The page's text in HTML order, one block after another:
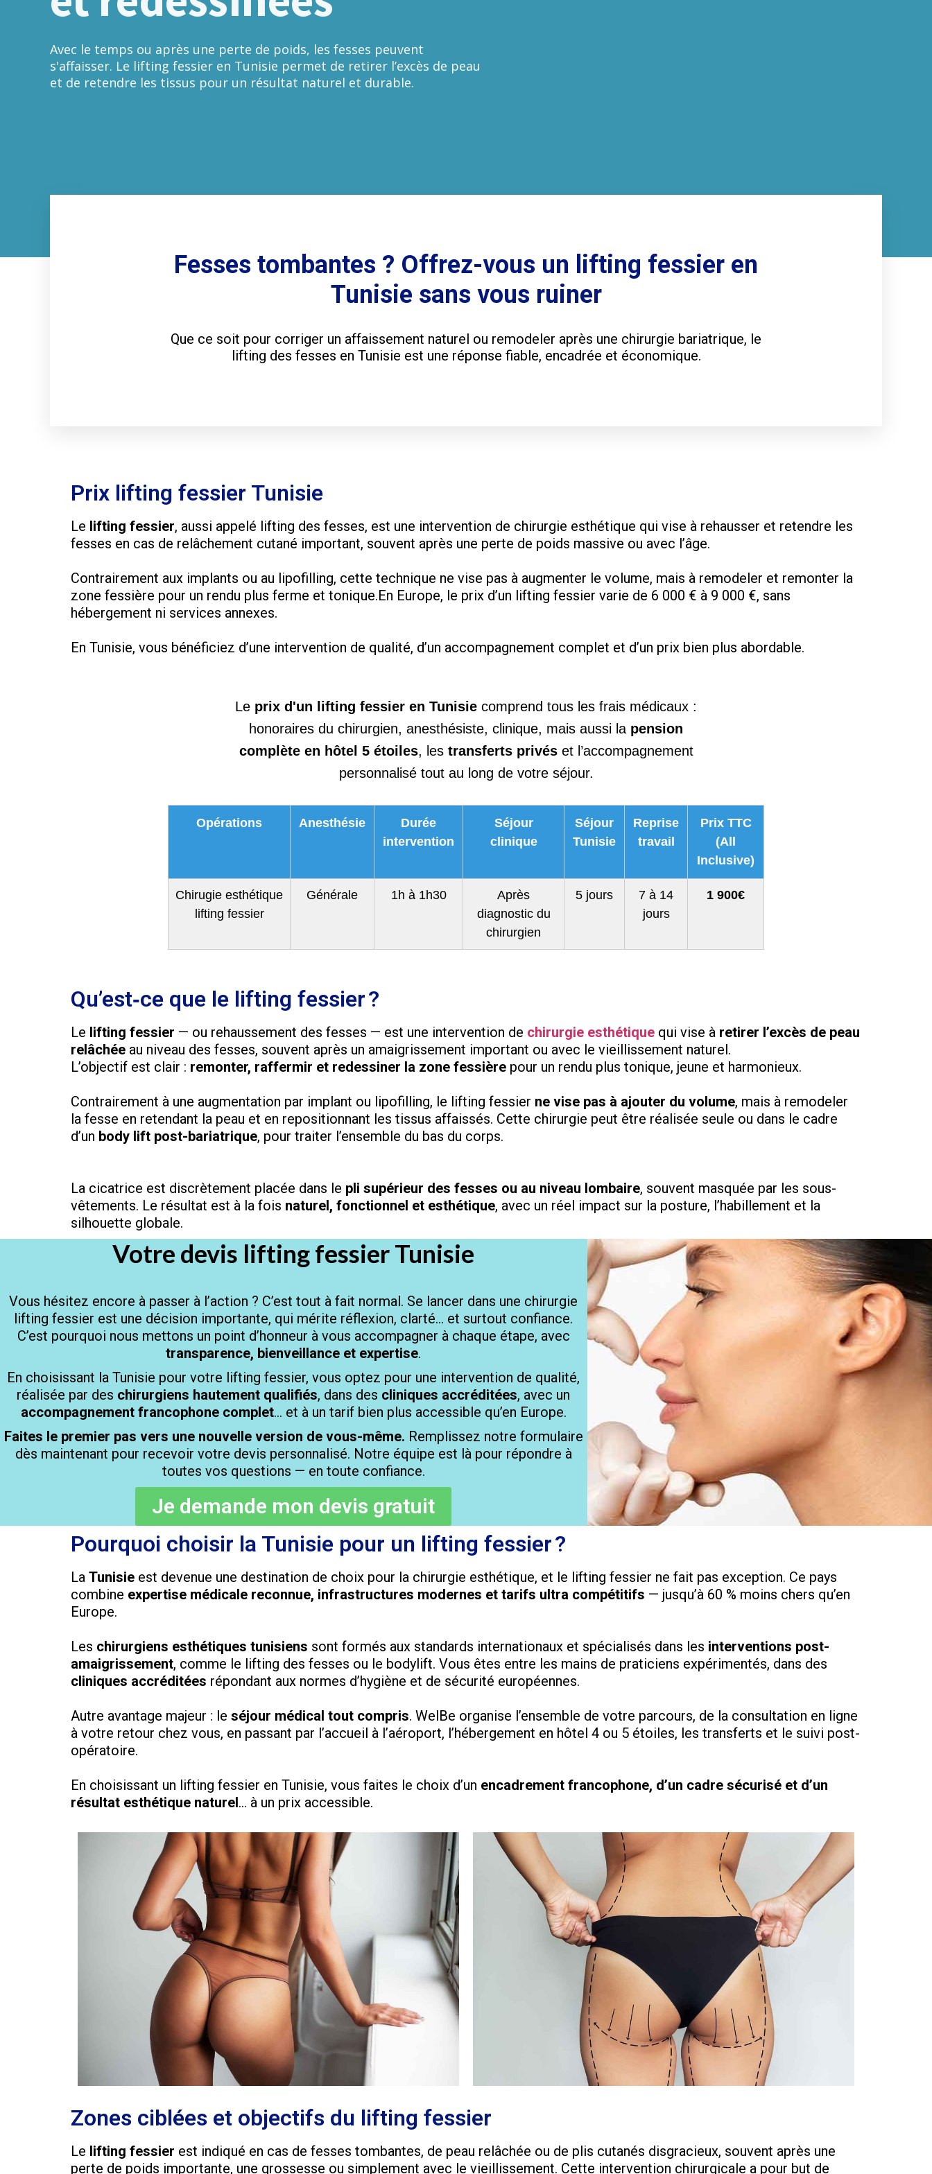
Avec le temps ou après une perte de poids, les fesses peuvent
s'affaisser. Le lifting fessier en Tunisie permet de retirer l’excès de peau
et de retendre les tissus pour un résultat naturel et durable.
Fesses tombantes ? Offrez-vous un lifting fessier en
Tunisie sans vous ruiner
Que ce soit pour corriger un affaissement naturel ou remodeler après une chirurgie bariatrique, le
lifting des fesses en Tunisie est une réponse fiable, encadrée et économique.
Prix lifting fessier Tunisie
Le lifting fessier, aussi appelé lifting des fesses, est une intervention de chirurgie esthétique qui vise à rehausser et retendre les
fesses en cas de relâchement cutané important, souvent après une perte de poids massive ou avec l’âge.
Contrairement aux implants ou au lipofilling, cette technique ne vise pas à augmenter le volume, mais à remodeler et remonter la
zone fessière pour un rendu plus ferme et tonique.En Europe, le prix d’un lifting fessier varie de 6 000 € à 9 000 €, sans
hébergement ni services annexes.
En Tunisie, vous bénéficiez d’une intervention de qualité, d’un accompagnement complet et d’un prix bien plus abordable.
Le prix d'un lifting fessier en Tunisie comprend tous les frais médicaux :
honoraires du chirurgien, anesthésiste, clinique, mais aussi la pension
complète en hôtel 5 étoiles, les transferts privéset l’accompagnement
personnalisé tout au long de votre séjour.
Opérations Anesthésie
Durée
intervention
Séjour
clinique
Séjour
Tunisie
Reprise
travail
Prix TTC
(All
Inclusive)
Chirugie esthétique
lifting fessier
Générale 1h à 1h30
Après
diagnostic du
chirurgien
5 jours
7 à 14
jours
1 900€
Qu’est‑ce que le lifting fessier ?
Le lifting fessier — ou rehaussement des fesses — est une intervention de chirurgie esthétique qui vise à retirer l’excès de peau
relâchée au niveau des fesses, souvent après un amaigrissement important ou avec le vieillissement naturel.
L’objectif est clair : remonter, raffermir et redessiner la zone fessière pour un rendu plus tonique, jeune et harmonieux.
Contrairement à une augmentation par implant ou lipofilling, le lifting fessier ne vise pas à ajouter du volume, mais à remodeler
la fesse en retendant la peau et en repositionnant les tissus affaissés. Cette chirurgie peut être réalisée seule ou dans le cadre
d’un body lift post-bariatrique, pour traiter l’ensemble du bas du corps.
La cicatrice est discrètement placée dans le pli supérieur des fesses ou au niveau lombaire, souvent masquée par les sous-
vêtements. Le résultat est à la fois naturel, fonctionnel et esthétique, avec un réel impact sur la posture, l’habillement et la
silhouette globale.
Votre devis lifting fessier Tunisie
Vous hésitez encore à passer à l’action ? C’est tout à fait normal. Se lancer dans une chirurgie
lifting fessier est une décision importante, qui mérite réflexion, clarté… et surtout confiance.
C’est pourquoi nous mettons un point d’honneur à vous accompagner à chaque étape, avec
transparence, bienveillance et expertise.
En choisissant la Tunisie pour votre lifting fessier, vous optez pour une intervention de qualité,
réalisée par des chirurgiens hautement qualifiés, dans des cliniques accréditées, avec un
accompagnement francophone complet… et à un tarif bien plus accessible qu’en Europe.
Faites le premier pas vers une nouvelle version de vous-même. Remplissez notre formulaire
dès maintenant pour recevoir votre devis personnalisé. Notre équipe est là pour répondre à
toutes vos questions — en toute confiance.
Je demande mon devis gratuit
Pourquoi choisir la Tunisie pour un lifting fessier ?
La Tunisie est devenue une destination de choix pour la chirurgie esthétique, et le lifting fessier ne fait pas exception. Ce pays
combine expertise médicale reconnue, infrastructures modernes et tarifs ultra compétitifs — jusqu’à 60 % moins chers qu’en
Europe.
Les chirurgiens esthétiques tunisiens sont formés aux standards internationaux et spécialisés dans les interventions post-
amaigrissement, comme le lifting des fesses ou le bodylift. Vous êtes entre les mains de praticiens expérimentés, dans des
cliniques accréditées répondant aux normes d’hygiène et de sécurité européennes.
Autre avantage majeur : le séjour médical tout compris. WelBe organise l’ensemble de votre parcours, de la consultation en ligne
à votre retour chez vous, en passant par l’accueil à l’aéroport, l’hébergement en hôtel 4 ou 5 étoiles, les transferts et le suivi post-
opératoire.
En choisissant un lifting fessier en Tunisie, vous faites le choix d’un encadrement francophone, d’un cadre sécurisé et d’un
résultat esthétique naturel… à un prix accessible.
Zones ciblées et objectifs du lifting fessier
Le lifting fessier est indiqué en cas de fesses tombantes, de peau relâchée ou de plis cutanés disgracieux, souvent après une
perte de poids importante, une grossesse ou simplement avec le vieillissement. Cette intervention chirurgicale a pour but de